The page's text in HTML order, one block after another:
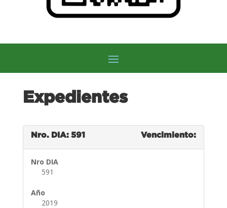
Expedientes
Nro. DIA: 591 Vencimiento:
Nro DIA
591
Año
2019